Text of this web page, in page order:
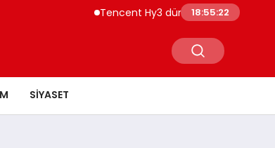
Tencent Hy3 dünya genelinde kullanıma
18:55:23
SIYASET